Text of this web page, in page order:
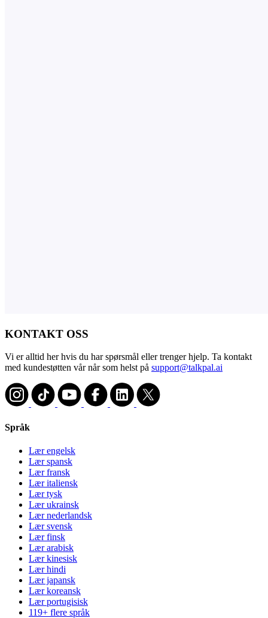
KONTAKT OSS
Vi er alltid her hvis du har spørsmål eller trenger hjelp. Ta kontakt
med kundestøtten vår når som helst på support@talkpal.ai
Språk
Lær engelsk
Lær spansk
Lær fransk
Lær italiensk
Lær tysk
Lær ukrainsk
Lær nederlandsk
Lær svensk
Lær finsk
Lær arabisk
Lær kinesisk
Lær hindi
Lær japansk
Lær koreansk
Lær portugisisk
119+ flere språk